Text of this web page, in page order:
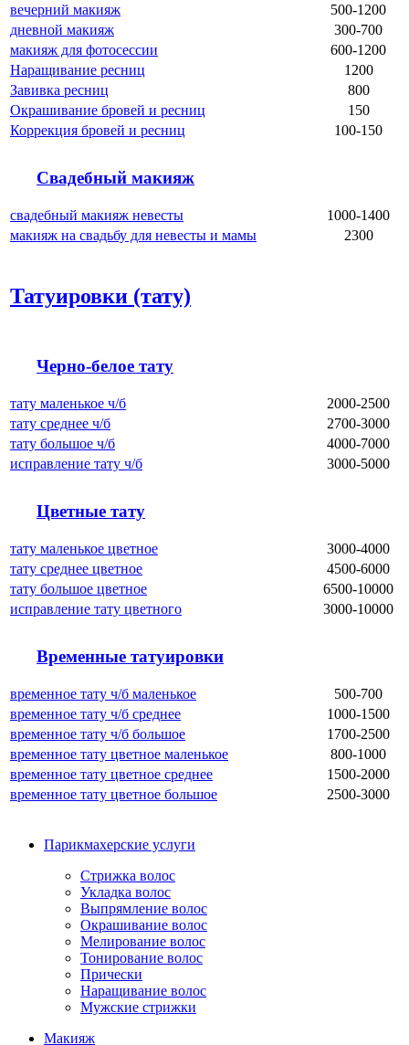
вечерний макияж
500-1200
дневной макияж
300-700
макияж для фотосессии
600-1200
Наращивание ресниц
1200
Завивка ресниц
800
Окрашивание бровей и ресниц
150
Коррекция бровей и ресниц
100-150
Свадебный макияж
свадебный макияж невесты
1000-1400
макияж на свадьбу для невесты и мамы
2300
Татуировки (тату)
Черно-белое тату
тату маленькое ч/б
2000-2500
тату среднее ч/б
2700-3000
тату большое ч/б
4000-7000
исправление тату ч/б
3000-5000
Цветные тату
тату маленькое цветное
3000-4000
тату среднее цветное
4500-6000
тату большое цветное
6500-10000
исправление тату цветного
3000-10000
Временные татуировки
временное тату ч/б маленькое
500-700
временное тату ч/б среднее
1000-1500
временное тату ч/б большое
1700-2500
временное тату цветное маленькое
800-1000
временное тату цветное среднее
1500-2000
временное тату цветное большое
2500-3000
Парикмахерские услуги
Стрижка волос
Укладка волос
Выпрямление волос
Окрашивание волос
Мелирование волос
Тонирование волос
Прически
Наращивание волос
Мужские стрижки
Макияж